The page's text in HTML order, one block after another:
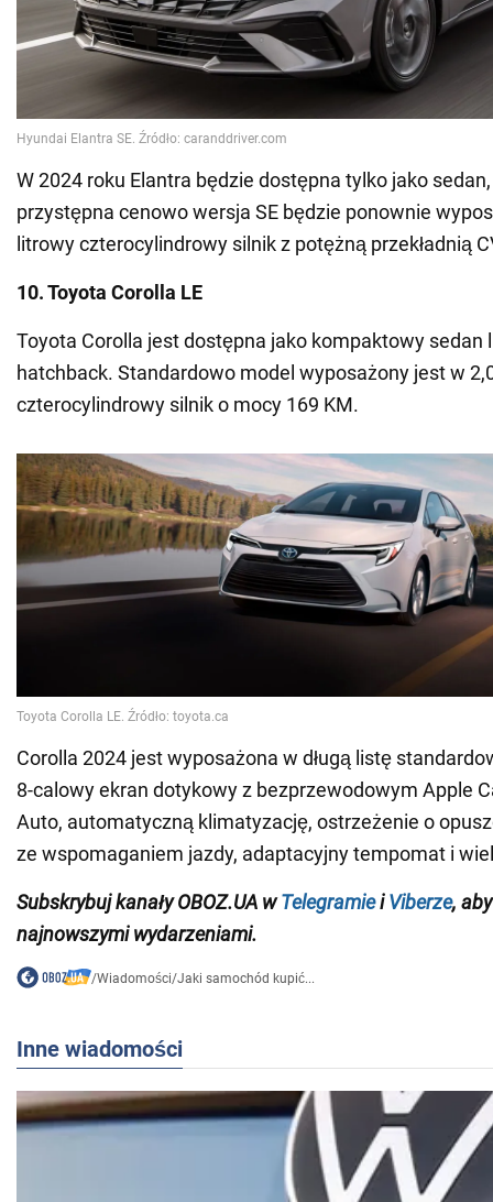
W 2024 roku Elantra będzie dostępna tylko jako
przystępna cenowo wersja SE będzie ponownie
litrowy czterocylindrowy silnik z potężną przekładnią
10. Toyota Corolla LE
Toyota Corolla jest dostępna jako kompaktowy sedan
hatchback. Standardowo model wyposażony jest w
czterocylindrowy silnik o mocy 169 KM.
Corolla 2024 jest wyposażona w długą listę
8-calowy ekran dotykowy z bezprzewodowym Apple
Auto, automatyczną klimatyzację, ostrzeżenie o
ze wspomaganiem jazdy, adaptacyjny tempomat i
Subskrybuj kanały OBOZ.UA wTelegramieiViberze,
najnowszymi wydarzeniami.
/Wiadomości/Jaki samochód kupić...
Inne wiadomości